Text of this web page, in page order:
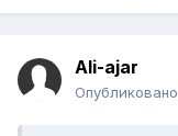
Ali-ajar
Опубликовано